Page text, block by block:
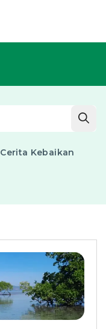
Cerita Kebaikan